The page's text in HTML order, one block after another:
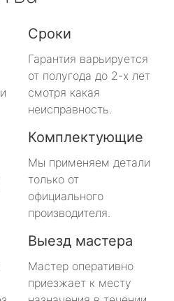
Сроки
Гарантия варьируется
от полугода до 2-х лет
смотря какая
неисправность.
Комплектующие
Мы применяем детали
только от
официального
производителя.
Выезд мастера
Мастер оперативно
приезжает к месту